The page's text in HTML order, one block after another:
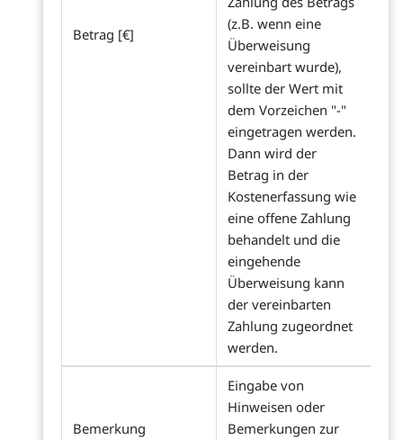
Betrag [€]
(z.B. wenn eine
Überweisung
vereinbart wurde),
sollte der Wert mit
dem Vorzeichen "-"
eingetragen werden.
Dann wird der
Betrag in der
Kostenerfassung wie
eine offene Zahlung
behandelt und die
eingehende
Überweisung kann
der vereinbarten
Zahlung zugeordnet
werden.
Bemerkung
Eingabe von
Hinweisen oder
Bemerkungen zur